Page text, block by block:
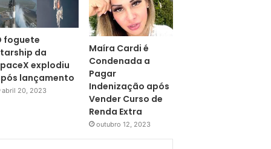
foguete
da
explodiu
lançamento
abril 20, 2023
Maíra Cardi é
Condenada a
Pagar
Indenização após
Vender Curso de
Renda Extra
outubro 12, 2023